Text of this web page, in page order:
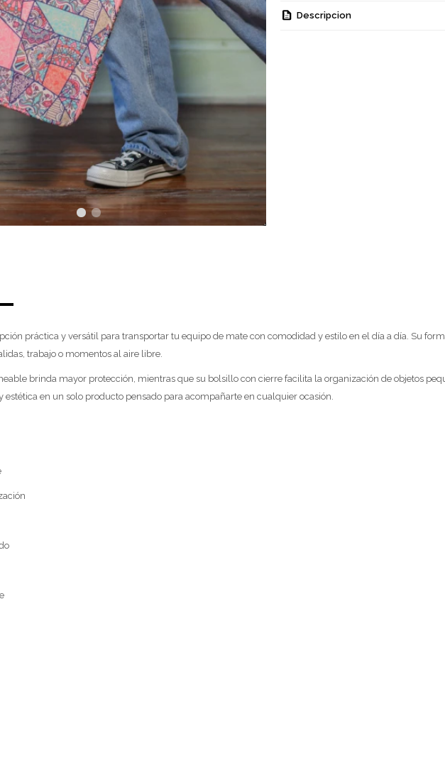
Descripcion
práctica y versátil para transportar tu equipo de mate con comodidad y estilo en el día a día. Su
trabajo o momentos al aire libre.
brinda mayor protección, mientras que su bolsillo con cierre facilita la organización de objetos
en un solo producto pensado para acompañarte en cualquier ocasión.